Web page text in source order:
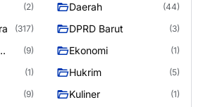
(2) Daerah (44)
(317) DPRD Barut (3)
(9) Ekonomi (1)
(1) Hukrim (5)
(9) Kuliner (1)